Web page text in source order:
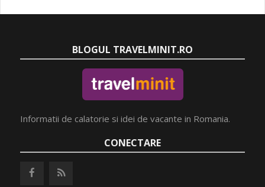
BLOGUL TRAVELMINIT.RO
Informatii de calatorie si idei de vacante in Romania.
CONECTARE